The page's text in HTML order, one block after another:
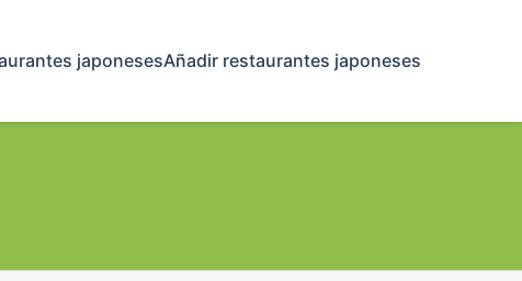
japonesesAñadir restaurantes japoneses